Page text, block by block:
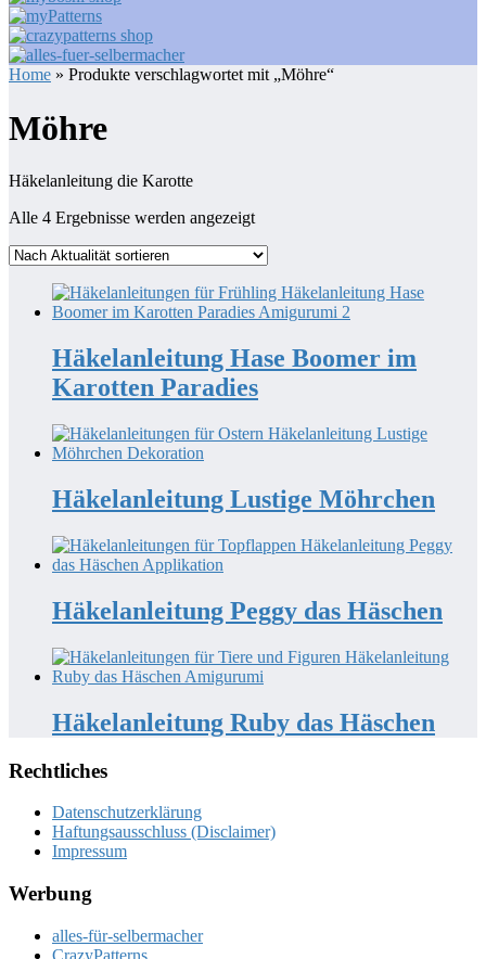
Home » Produkte verschlagwortet mit „Möhre“
Möhre
Häkelanleitung die Karotte
Alle 4 Ergebnisse werden angezeigtNach
sortiert
Häkelanleitung Hase Boomer im
Karotten Paradies
Häkelanleitung Lustige Möhrchen
Häkelanleitung Peggy das Häschen
Häkelanleitung Ruby das Häschen
Rechtliches
Datenschutzerklärung
Haftungsausschluss (Disclaimer)
Impressum
Werbung
alles-für-selbermacher
CrazyPatterns